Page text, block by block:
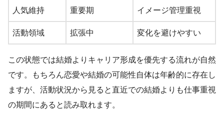
人気維持 重要期 イメージ管理重視
活動領域 拡張中 変化を避けやすい
この状態では結婚よりキャリア形成を優先する流れが自然
です。もちろん恋愛や結婚の可能性自体は年齢的に存在し
ますが、活動状況から見ると直近での結婚よりも仕事重視
の期間にあると読み取れます。